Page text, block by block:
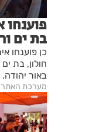
פוענחו
בת ים
כן פוענחו
חולון, בת
באור יהודה.
מערכת האתר